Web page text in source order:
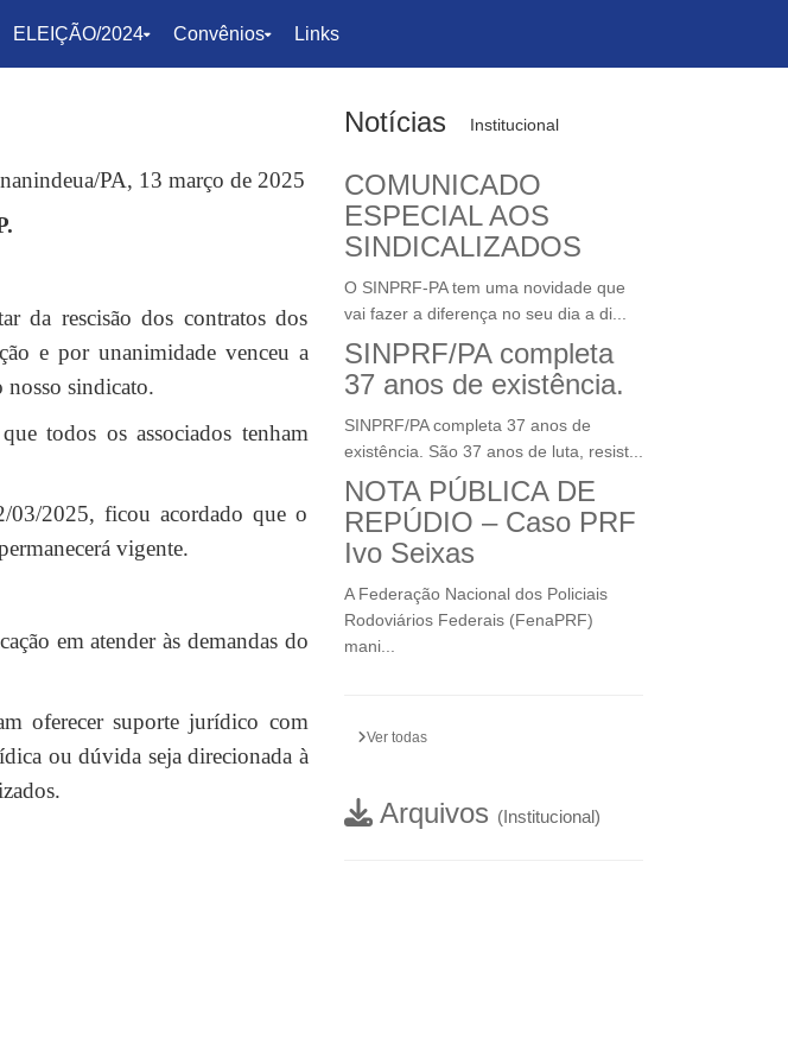
ELEIÇÃO/2024 Convênios Links
de 2025
da rescisão dos contratos dos
e por unanimidade venceu a
nosso sindicato.
todos os associados tenham
2025, ficou acordado que o
vigente.
em atender às demandas do
oferecer suporte jurídico com
ou dúvida seja direcionada à
Notícias Institucional
COMUNICADO
ESPECIAL AOS
SINDICALIZADOS
O SINPRF-PA tem uma novidade que
vai fazer a diferença no seu dia a di...
SINPRF/PA completa
37 anos de existência.
SINPRF/PA completa 37 anos de
existência. São 37 anos de luta, resist...
NOTA PÚBLICA DE
REPÚDIO – Caso PRF
Ivo Seixas
A Federação Nacional dos Policiais
Rodoviários Federais (FenaPRF)
mani...
Ver todas
Arquivos (Institucional)